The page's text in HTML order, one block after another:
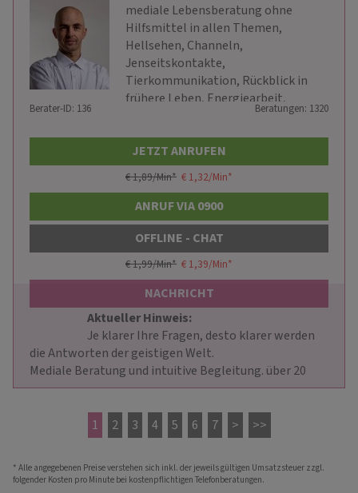
mediale Lebensberatung ohne
Hilfsmittel in allen Themen,
Hellsehen, Channeln,
Jenseitskontakte,
Tierkommunikation, Rückblick in
frühere Leben, Energiearbeit,
Berater-ID: 136 Beratungen: 1320
JETZT ANRUFEN
€ 1,89/Min* € 1,32/Min*
ANRUF VIA 0900
OFFLINE - CHAT
€ 1,99/Min* € 1,39/Min*
NACHRICHT
Aktueller Hinweis:
die Antworten der geistigen Welt.
1 2 3 4 5 6 7 > >>
* Alle angegebenen Preise verstehen sich inkl. der jeweils gültigen Umsatzsteuer zzgl.
folgender Kosten pro Minute bei kostenpflichtigen Telefonberatungen.